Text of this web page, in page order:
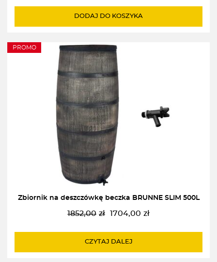
wynosiła:
wynosi:
DODAJ DO KOSZYKA
PROMO
Zbiornik na deszczówkę beczka BRUNNE SLIM 500L
1852,00 zł
Pierwotna
wynosiła:
1704,00 zł
Aktualna
wynosi:
CZYTAJ DALEJ